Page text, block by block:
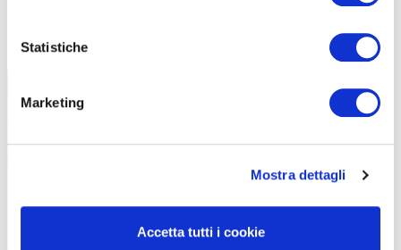
Statistiche
Marketing
Mostra dettagli
Accetta tutti i cookie
TUTTE LE CATEGORIE DEL MAGAZINE
PROPOSTE